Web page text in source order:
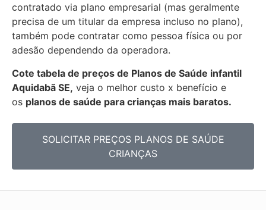
contratado via plano empresarial (mas geralmente
precisa de um titular da empresa incluso no plano),
também pode contratar como pessoa física ou por
adesão dependendo da operadora.
Cote tabela de preços de Planos de Saúde infantil
Aquidabã SE, veja o melhor custo x benefício e
os planos de saúde para crianças mais baratos.
SOLICITAR PREÇOS PLANOS DE SAÚDE
CRIANÇAS